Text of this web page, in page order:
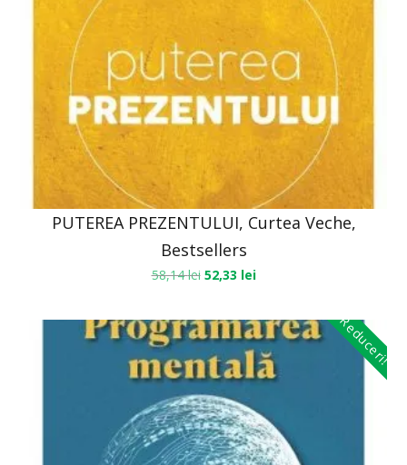
PUTEREA PREZENTULUI, Curtea Veche,
Bestsellers
58,14lei 52,33 lei
Reduceri!